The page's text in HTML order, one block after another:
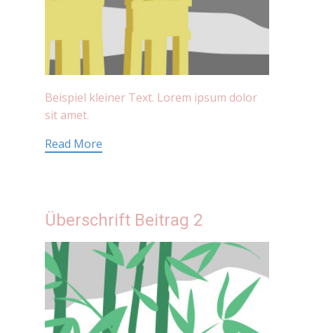
Beispiel kleiner Text. Lorem ipsum dolor
sit amet.
Read More
Überschrift Beitrag 2